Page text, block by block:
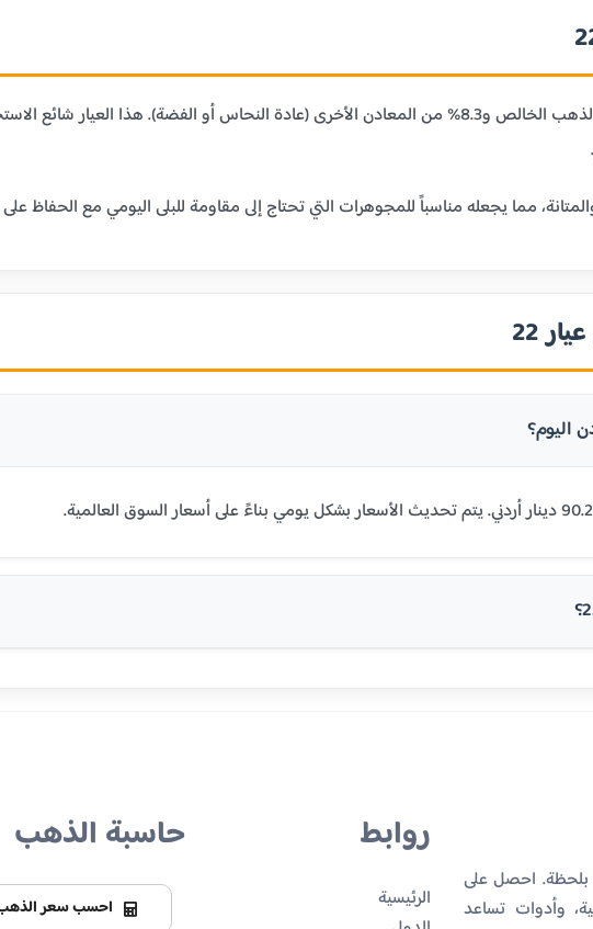
عيار 22 قيراط يحتوي على 91.7% من الذهب الخالص و8.3% من المعادن الأخرى (عادة النحاس أو الفضة).
22
بلحظة. احصل على
وأدوات تساعد
روابط
الرئيسية
حاسبة الذهب
احسب سعر